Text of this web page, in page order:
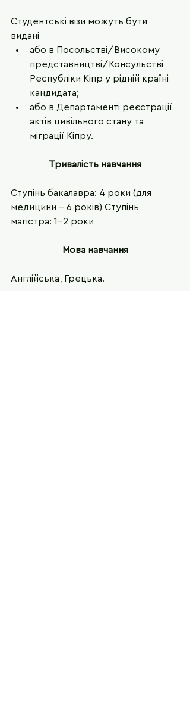
Студентські візи можуть бути
видані
або в Посольстві/Високому
представництві/Консульстві
Республіки Кіпр у рідній країні
кандидата;
або в Департаменті реєстрації
актів цивільного стану та
міграції Кіпру.
Тривалість навчання
Ступінь бакалавра: 4 роки (для
медицини - 6 років) Ступінь
магістра: 1-2 роки
Мова навчання
Англійська, Грецька.